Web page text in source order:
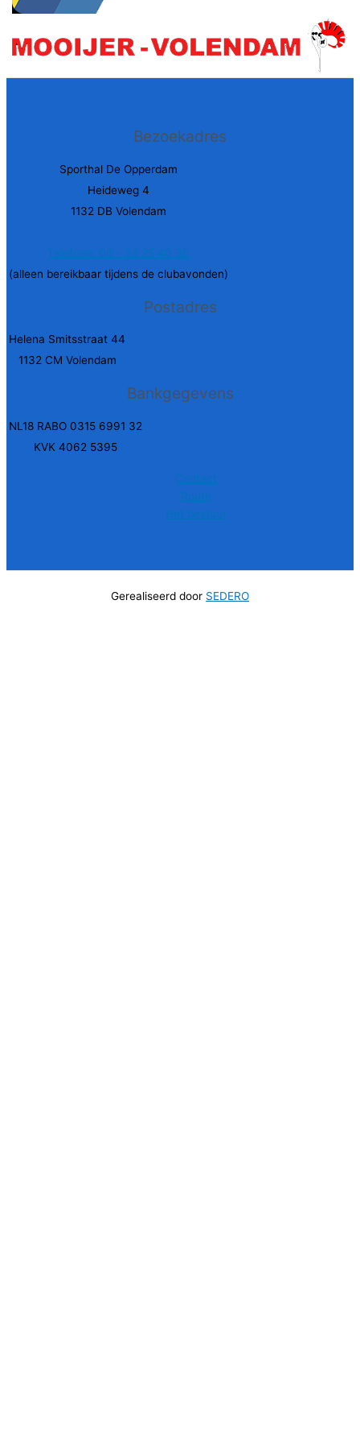
Bezoekadres
Sporthal De Opperdam
Heideweg 4
1132 DB Volendam
Telefoon: 06 - 38 25 40 30
(alleen bereikbaar tijdens de clubavonden)
Postadres
Helena Smitsstraat 44
1132 CM Volendam
Bankgegevens
NL18 RABO 0315 6991 32
KVK 4062 5395
Contact
Route
Het bestuur
Gerealiseerd door SEDERO